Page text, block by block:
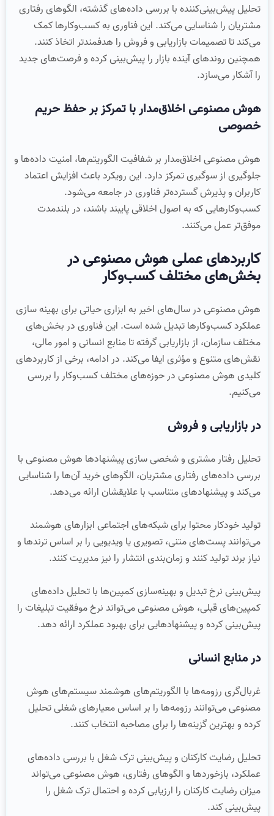
تحلیل پیش‌بینی‌کننده با بررسی داده‌های گذشته، الگوهای رفتاری
مشتریان را شناسایی می‌کند. این فناوری به کسب‌وکارها کمک
می‌کند تا تصمیمات بازاریابی و فروش را هدفمندتر اتخاذ کنند.
همچنین روندهای آینده بازار را پیش‌بینی کرده و فرصت‌های جدید
را آشکار می‌سازد.
هوش مصنوعی اخلاق‌مدار با تمرکز بر حفظ حریم
خصوصی
هوش مصنوعی اخلاق‌مدار بر شفافیت الگوریتم‌ها، امنیت داده‌ها و
جلوگیری از سوگیری تمرکز دارد. این رویکرد باعث افزایش اعتماد
کاربران و پذیرش گسترده‌تر فناوری در جامعه می‌شود.
کسب‌وکارهایی که به اصول اخلاقی پایبند باشند، در بلندمدت
موفق‌تر عمل می‌کنند.
کاربردهای عملی هوش مصنوعی در
بخش‌های مختلف کسب‌وکار
هوش مصنوعی در سال‌های اخیر به ابزاری حیاتی برای بهینه‌ سازی
عملکرد کسب‌وکارها تبدیل شده است. این فناوری در بخش‌های
مختلف سازمان، از بازاریابی گرفته تا منابع انسانی و امور مالی،
نقش‌های متنوع و مؤثری ایفا می‌کند. در ادامه، برخی از کاربردهای
کلیدی هوش مصنوعی در حوزه‌های مختلف کسب‌وکار را بررسی
می‌کنیم.
در بازاریابی و فروش
تحلیل رفتار مشتری و شخصی‌ سازی پیشنهادها هوش مصنوعی با
بررسی داده‌های رفتاری مشتریان، الگوهای خرید آن‌ها را شناسایی
می‌کند و پیشنهادهای متناسب با علایقشان ارائه می‌دهد.
تولید خودکار محتوا برای شبکه‌های اجتماعی ابزارهای هوشمند
می‌توانند پست‌های متنی، تصویری یا ویدیویی را بر اساس ترندها و
نیاز برند تولید کنند و زمان‌بندی انتشار را نیز مدیریت کنند.
پیش‌بینی نرخ تبدیل و بهینه‌سازی کمپین‌ها با تحلیل داده‌های
کمپین‌های قبلی، هوش مصنوعی می‌تواند نرخ موفقیت تبلیغات را
پیش‌بینی کرده و پیشنهادهایی برای بهبود عملکرد ارائه دهد.
در منابع انسانی
غربال‌گری رزومه‌ها با الگوریتم‌های هوشمند سیستم‌های هوش
مصنوعی می‌توانند رزومه‌ها را بر اساس معیارهای شغلی تحلیل
کرده و بهترین گزینه‌ها را برای مصاحبه انتخاب کنند.
تحلیل رضایت کارکنان و پیش‌بینی ترک شغل با بررسی داده‌های
عملکرد، بازخوردها و الگوهای رفتاری، هوش مصنوعی می‌تواند
میزان رضایت کارکنان را ارزیابی کرده و احتمال ترک شغل را
پیش‌بینی کند.